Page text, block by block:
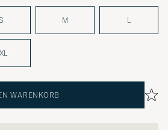
M L
WARENKORB